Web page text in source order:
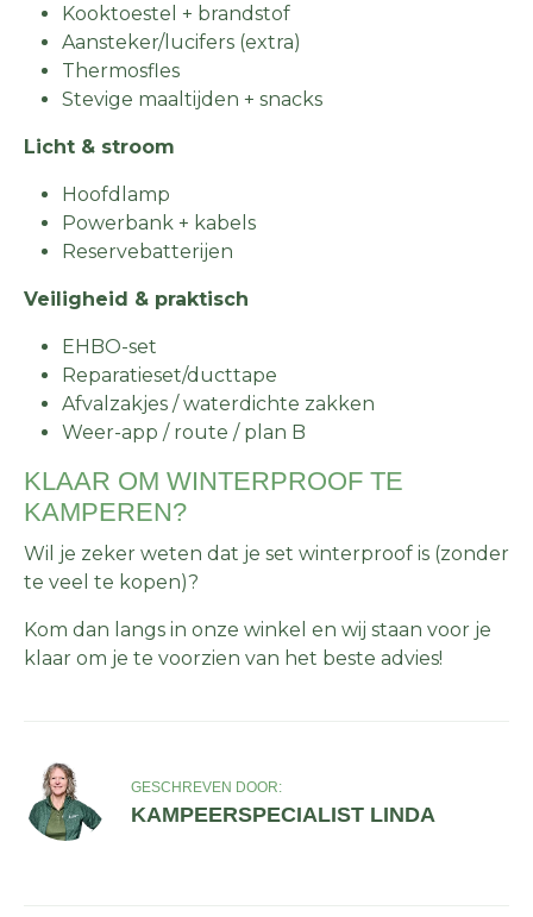
Kooktoestel + brandstof
Aansteker/lucifers (extra)
Thermosfles
Stevige maaltijden + snacks
Licht & stroom
Hoofdlamp
Powerbank + kabels
Reservebatterijen
Veiligheid & praktisch
EHBO-set
Reparatieset/ducttape
Afvalzakjes / waterdichte zakken
Weer-app / route / plan B
KLAAR OM WINTERPROOF TE
KAMPEREN?
Wil je zeker weten dat je set winterproof is (zonder
te veel te kopen)?
Kom dan langs in onze winkel en wij staan voor je
klaar om je te voorzien van het beste advies!
GESCHREVEN DOOR:
KAMPEERSPECIALIST LINDA